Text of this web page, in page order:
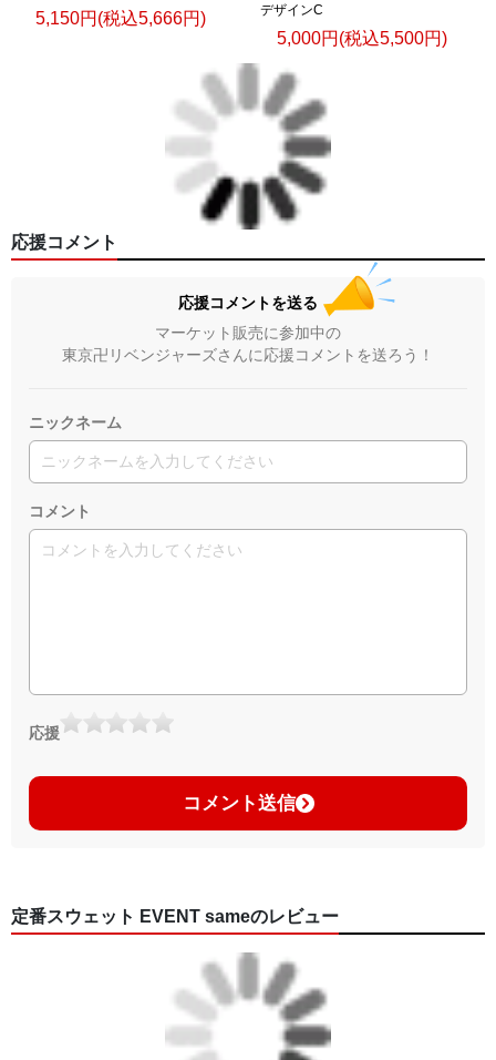
5,150円(税込5,666円)
デザインC
5,000円(税込5,500円)
応援コメント
応援コメントを送る
マーケット販売に参加中の
東京卍リベンジャーズさんに応援コメントを送ろう！
ニックネーム
コメント
応援
コメント送信
定番スウェット EVENT sameのレビュー